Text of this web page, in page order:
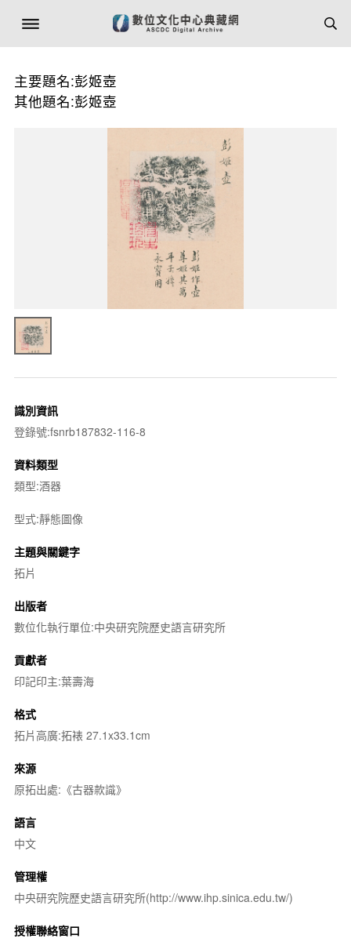
主要題名:彭姬壺
其他題名:彭姬壺
識別資訊
登錄號:fsnrb187832-116-8
資料類型
類型:酒器
型式:靜態圖像
主題與關鍵字
拓片
出版者
數位化執行單位:中央研究院歷史語言研究所
貢獻者
印記印主:葉壽海
格式
拓片高廣:拓裱 27.1x33.1cm
來源
原拓出處:《古器款識》
語言
中文
管理權
中央研究院歷史語言研究所(http://www.ihp.sinica.edu.tw/)
授權聯絡窗口